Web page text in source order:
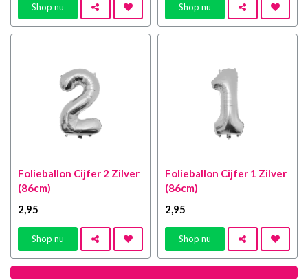
Shop nu Shop nu
Folieballon Cijfer 2 Zilver
(86cm)
2 ,95
Shop nu
Folieballon Cijfer 1 Zilver
(86cm)
2 ,95
Shop nu